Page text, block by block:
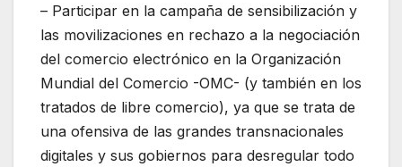
– Participar en la campaña de sensibilización y
las movilizaciones en rechazo a la negociación
del comercio electrónico en la Organización
Mundial del Comercio -OMC- (y también en los
tratados de libre comercio), ya que se trata de
una ofensiva de las grandes transnacionales
digitales y sus gobiernos para desregular todo